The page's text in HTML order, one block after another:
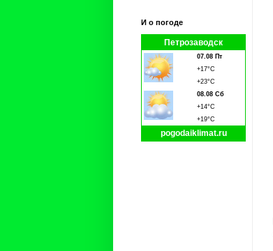
И о погоде
Петрозаводск
07.08 Пт
+17°C
+23°C
08.08 Сб
+14°C
+19°C
pogodaiklimat.ru